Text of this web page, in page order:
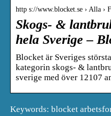
http s://www.blocket.se › Alla ›
Skogs- &
hela Sverige –
Blocket är Sveriges
kategorin skogs- &
sverige med över 12107
Keywords: blocket